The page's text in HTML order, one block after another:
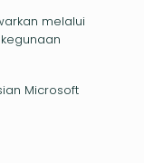
melalui
Microsoft